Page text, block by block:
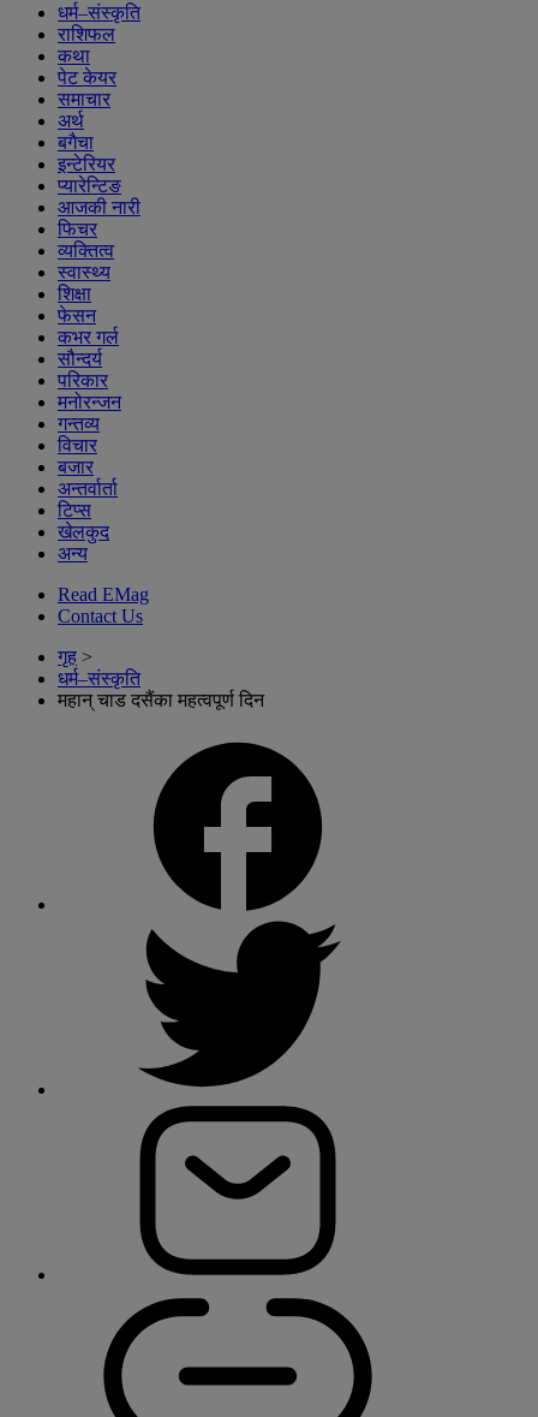
धर्म–संस्कृति
राशिफल
कथा
पेट केयर
समाचार
अर्थ
बगैचा
इन्टेरियर
प्यारेन्टिङ
आजकी नारी
फिचर
व्यक्तित्व
स्वास्थ्य
शिक्षा
फेसन
कभर गर्ल
सौन्दर्य
परिकार
मनोरन्जन
गन्तव्य
विचार
बजार
अन्तर्वार्ता
टिप्स
खेलकुद
अन्य
Read EMag
Contact Us
गृह >
धर्म–संस्कृति
महान् चाड दसैंका महत्वपूर्ण दिन